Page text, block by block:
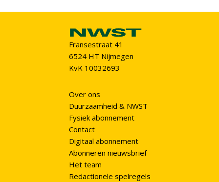
Fransestraat 41
6524 HT Nijmegen
KvK 10032693
Over ons
Duurzaamheid & NWST
Fysiek abonnement
Contact
Digitaal abonnement
Abonneren nieuwsbrief
Het team
Redactionele spelregels